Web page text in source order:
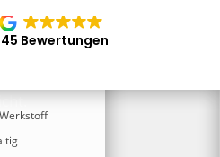
Bewertungen